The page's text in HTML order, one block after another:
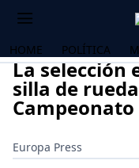
HOME POLÍTICA
La selección
silla de
Campeonato
Europa Press